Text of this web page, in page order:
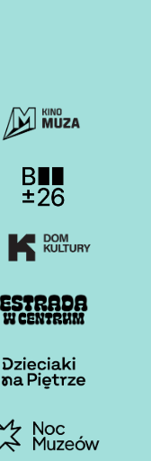
Otwiera stronę w
Otwiera stronę w
Otwiera stronę w
Otwiera stronę w
Otwiera stronę w
Otwiera stronę w